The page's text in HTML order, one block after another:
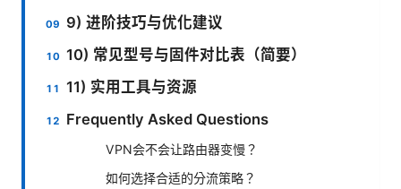
9) 进阶技巧与优化建议
10) 常见型号与固件对比表（简要）
11) 实用工具与资源
Frequently Asked Questions
VPN会不会让路由器变慢？
如何选择合适的分流策略？